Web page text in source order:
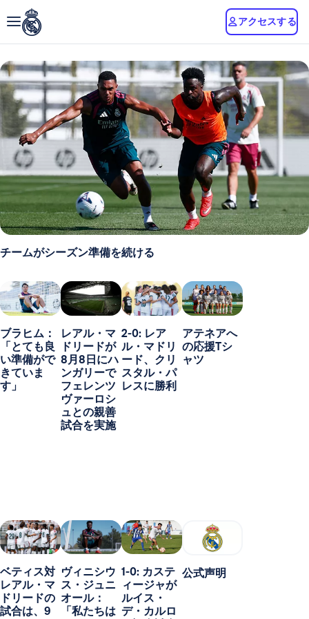
アクセスする
チームがシーズン準備を続ける
ブラヒム：
「とても良
い準備がで
きていま
す」
レアル・マ
ドリードが
8月8日にハ
ンガリーで
フェレンツ
ヴァーロシ
ュとの親善
試合を実施
2-0: レア
ル・マドリ
ード、クリ
スタル・パ
レスに勝利
アテネアへ
の応援Tシ
ャツ
ベティス対
レアル・マ
ドリードの
試合は、9
ヴィニシウ
ス・ジュニ
オール：
「私たちは
1-0: カステ
ィージャが
ルイス・
デ・カルロ
公式声明